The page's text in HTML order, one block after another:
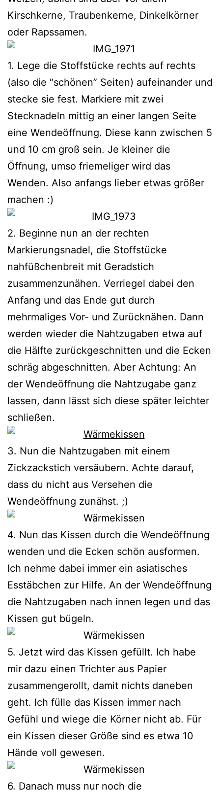
Kirschkerne, Traubenkerne, Dinkelkörner
oder Rapssamen.
1. Lege die Stoffstücke rechts auf rechts
(also die “schönen” Seiten) aufeinander und
stecke sie fest. Markiere mit zwei
Stecknadeln mittig an einer langen Seite
eine Wendeöffnung. Diese kann zwischen 5
und 10 cm groß sein. Je kleiner die
Öffnung, umso friemeliger wird das
Wenden. Also anfangs lieber etwas größer
machen :)
2. Beginne nun an der rechten
Markierungsnadel, die Stoffstücke
nahfüßchenbreit mit Geradstich
zusammenzunähen. Verriegel dabei den
Anfang und das Ende gut durch
mehrmaliges Vor- und Zurücknähen. Dann
werden wieder die Nahtzugaben etwa auf
die Hälfte zurückgeschnitten und die Ecken
schräg abgeschnitten. Aber Achtung: An
der Wendeöffnung die Nahtzugabe ganz
lassen, dann lässt sich diese später leichter
schließen.
3. Nun die Nahtzugaben mit einem
Zickzackstich versäubern. Achte darauf,
dass du nicht aus Versehen die
Wendeöffnung zunähst. ;)
4. Nun das Kissen durch die Wendeöffnung
wenden und die Ecken schön ausformen.
Ich nehme dabei immer ein asiatisches
Esstäbchen zur Hilfe. An der Wendeöffnung
die Nahtzugaben nach innen legen und das
Kissen gut bügeln.
5. Jetzt wird das Kissen gefüllt. Ich habe
mir dazu einen Trichter aus Papier
zusammengerollt, damit nichts daneben
geht. Ich fülle das Kissen immer nach
Gefühl und wiege die Körner nicht ab. Für
ein Kissen dieser Größe sind es etwa 10
Hände voll gewesen.
6. Danach muss nur noch die